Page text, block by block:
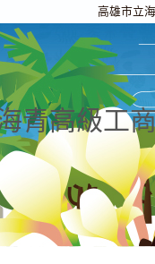
高雄市立
青高級工